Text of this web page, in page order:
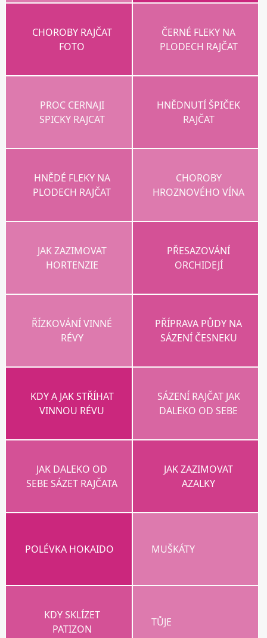
CHOROBY RAJČAT
FOTO
ČERNÉ FLEKY NA
PLODECH RAJČAT
PROC CERNAJI
SPICKY RAJCAT
HNĚDNUTÍ ŠPIČEK
RAJČAT
HNĚDÉ FLEKY NA
PLODECH RAJČAT
CHOROBY
HROZNOVÉHO VÍNA
JAK ZAZIMOVAT
HORTENZIE
PŘESAZOVÁNÍ
ORCHIDEJÍ
ŘÍZKOVÁNÍ VINNÉ
RÉVY
PŘÍPRAVA PŮDY NA
SÁZENÍ ČESNEKU
KDY A JAK STŘÍHAT
VINNOU RÉVU
SÁZENÍ RAJČAT JAK
DALEKO OD SEBE
JAK DALEKO OD
SEBE SÁZET RAJČATA
JAK ZAZIMOVAT
AZALKY
POLÉVKA HOKAIDO MUŠKÁTY
KDY SKLÍZET
PATIZON
TŮJE